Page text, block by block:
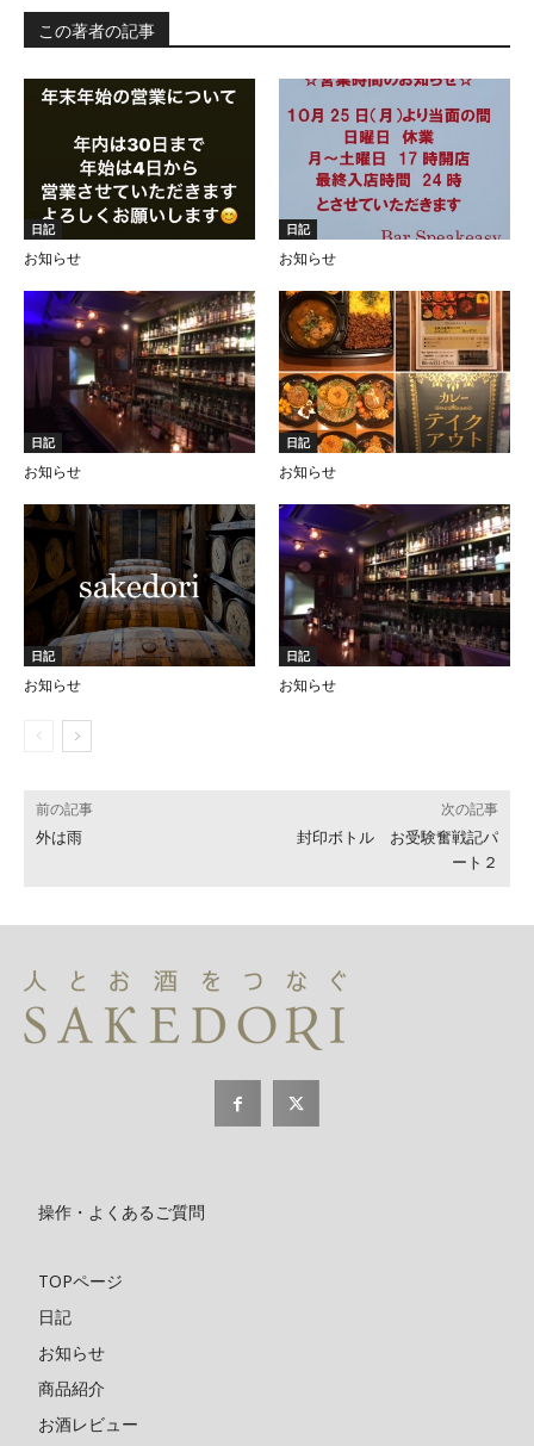
この著者の記事
日記
お知らせ
日記
お知らせ
日記
お知らせ
日記
お知らせ
日記
お知らせ
日記
お知らせ
前の記事
外は雨
次の記事
封印ボトル お受験奮戦記パ
ート２
操作・よくあるご質問
TOPページ
日記
お知らせ
商品紹介
お酒レビュー